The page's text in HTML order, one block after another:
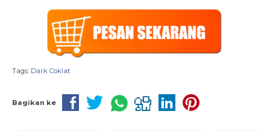
Tags: Dark Coklat
Bagikan ke